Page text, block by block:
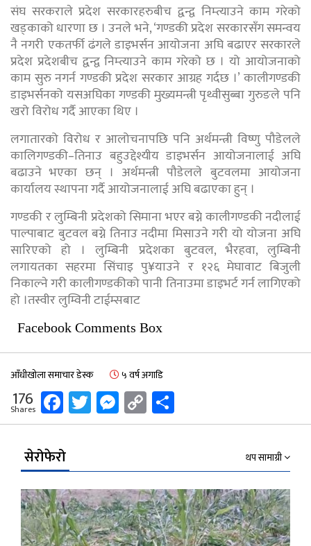
संघ सरकराले प्रदेश सरकारहरुबीच द्वन्द्व निम्त्याउने काम गरेको
खड्काको धारणा छ । उनले भने, ‘गण्डकी प्रदेश सरकारसँग समन्वय
नै नगरी एकतर्फी ढंगले डाइभर्सन आयोजना अघि बढाएर सरकारले
प्रदेश प्रदेशबीच द्वन्द्व निम्त्याउने काम गरेको छ । यो आयोजनाको
काम सुरु नगर्न गण्डकी प्रदेश सरकार आग्रह गर्दछ ।’ कालीगण्डकी
डाइभर्सनको यसअघिका गण्डकी मुख्यमन्त्री पृथ्वीसुब्बा गुरुङले पनि
खरो विरोध गर्दै आएका थिए ।
लगातारको विरोध र आलोचनापछि पनि अर्थमन्त्री विष्णु पौडेलले
कालिगण्डकी–तिनाउ बहुउद्देश्यीय डाइभर्सन आयोजनालाई अघि
बढाउने भएका छन् । अर्थमन्त्री पौडेलले बुटवलमा आयोजना
कार्यालय स्थापना गर्दै आयोजनालाई अघि बढाएका हुन् ।
गण्डकी र लुम्बिनी प्रदेशको सिमाना भएर बग्ने कालीगण्डकी नदीलाई
पाल्पाबाट बुटवल बग्ने तिनाउ नदीमा मिसाउने गरी यो योजना अघि
सारिएको हो । लुम्बिनी प्रदेशका बुटवल, भैरहवा, लुम्बिनी
लगायतका सहरमा सिंचाइ पु¥याउने र १२६ मेघावाट बिजुली
निकाल्ने गरी कालीगण्डकीको पानी तिनाउमा डाइभर्ट गर्न लागिएको
हो ।तस्वीर लुम्विनी टाईम्सबाट
Facebook Comments Box
आँधीखोला समाचार डेस्क ५ वर्ष अगाडि
176
Shares Facebook
Twitter
Messenger
Copy
Link
सेरोफेरो थप सामाग्री